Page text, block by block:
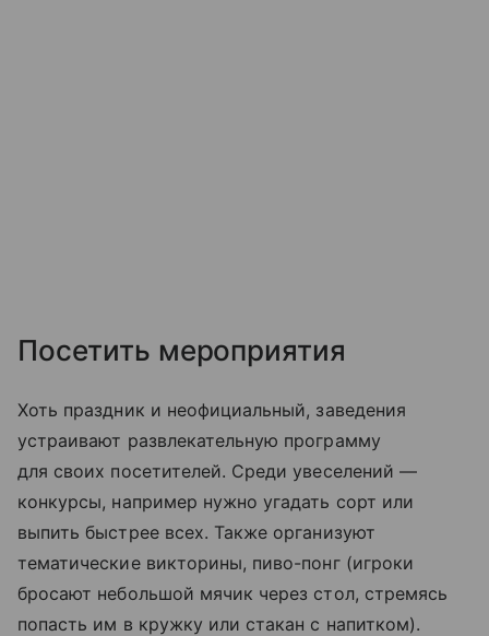
Посетить мероприятия
Хоть праздник и неофициальный, заведения
устраивают развлекательную программу
для своих посетителей. Среди увеселений —
конкурсы, например нужно угадать сорт или
выпить быстрее всех. Также организуют
тематические викторины, пиво-понг (игроки
бросают небольшой мячик через стол, стремясь
попасть им в кружку или стакан с напитком).